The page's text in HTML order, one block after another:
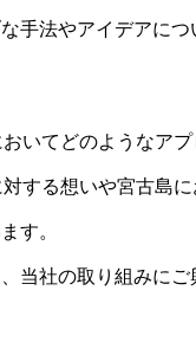
手法やアイデアに
いてどのようなアプ
する想いや宮古島
す。
当社の取り組みに